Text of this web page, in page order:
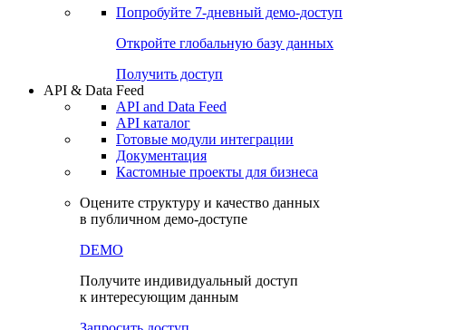
Попробуйте 7-дневный демо-доступ
Откройте глобальную базу данных
Получить доступ
API & Data Feed
API and Data Feed
API каталог
Готовые модули интеграции
Документация
Кастомные проекты для бизнеса
Оцените структуру и качество данных
в публичном демо-доступе
DEMO
Получите индивидуальный доступ
к интересующим данным